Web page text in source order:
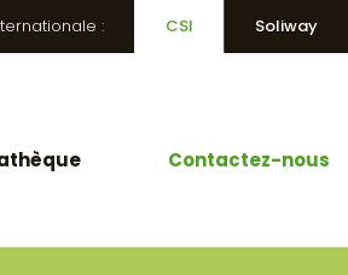
: CSI Soliway
Contactez-nous